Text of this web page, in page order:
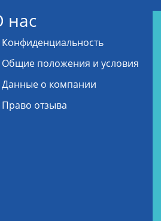
нас
Конфиденциальность
Общие положения и условия
Данные о компании
Право отзыва